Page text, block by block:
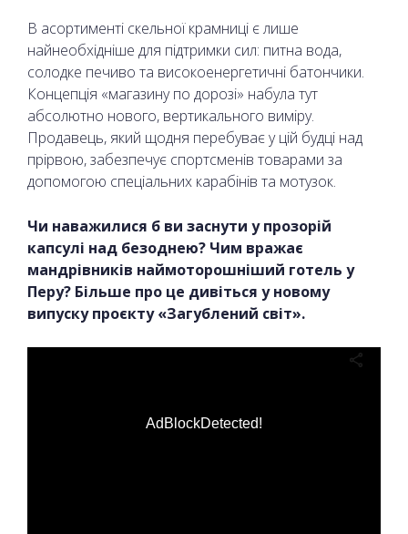
В асортименті скельної крамниці є лише
найнеобхідніше для підтримки сил: питна вода,
солодке печиво та високоенергетичні батончики.
Концепція «магазину по дорозі» набула тут
абсолютно нового, вертикального виміру.
Продавець, який щодня перебуває у цій будці над
прірвою, забезпечує спортсменів товарами за
допомогою спеціальних карабінів та мотузок.
Чи наважилися б ви заснути у прозорій
капсулі над безоднею? Чим вражає
мандрівників наймоторошніший готель у
Перу? Більше про це дивіться у новому
випуску проєкту «Загублений світ».
AdBlockDetected!